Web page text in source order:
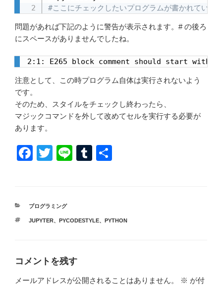
#ここにチェックしたいプログラムが書かれている
問題があれば下記のように警告が表示されます。# の後ろ
にスペースがありませんでしたね。
2:1: E265 block comment should start with
注意として、この時プログラム自体は実行されないよう
です。
そのため、スタイルをチェックし終わったら、
マジックコマンドを外して改めてセルを実行する必要が
あります。
F
e
b
k
T
er
Li
T
r
カ
ゴ
プログラミング
タ
JUPYTER、 PYCODESTYLE、 PYTHON
コメントを残す
メールアドレスが公開されることはありません。 ※ が付